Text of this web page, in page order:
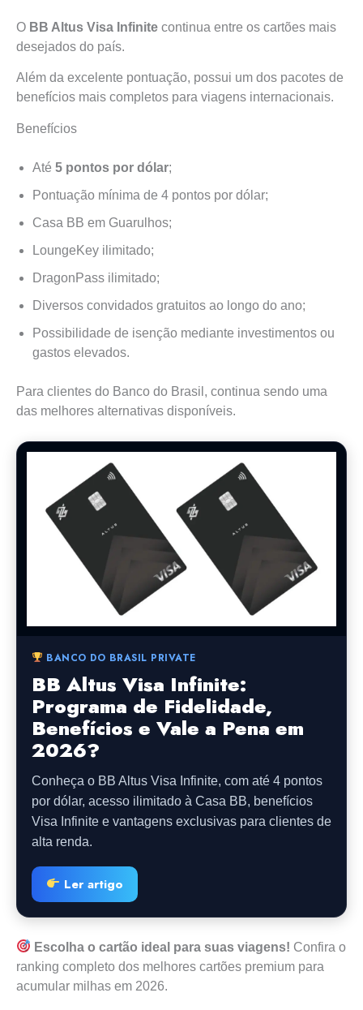
O BB Altus Visa Infinite continua entre os cartões mais
desejados do país.
Além da excelente pontuação, possui um dos pacotes de
benefícios mais completos para viagens internacionais.
Benefícios
Até 5 pontos por dólar;
Pontuação mínima de 4 pontos por dólar;
Casa BB em Guarulhos;
LoungeKey ilimitado;
DragonPass ilimitado;
Diversos convidados gratuitos ao longo do ano;
Possibilidade de isenção mediante investimentos ou
gastos elevados.
Para clientes do Banco do Brasil, continua sendo uma
das melhores alternativas disponíveis.
BANCO DO BRASIL PRIVATE
BB Altus Visa Infinite:
Programa de Fidelidade,
Benefícios e Vale a Pena em
2026?
Conheça o BB Altus Visa Infinite, com até 4 pontos
por dólar, acesso ilimitado à Casa BB, benefícios
Visa Infinite e vantagens exclusivas para clientes de
alta renda.
Ler artigo
Escolha o cartão ideal para suas viagens! Confira o
ranking completo dos melhores cartões premium para
acumular milhas em 2026.